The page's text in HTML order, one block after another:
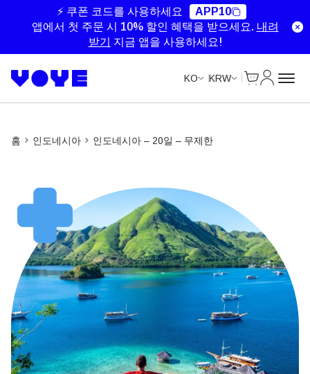
⚡ 쿠폰 코드를 사용하세요
APP10
앱에서 첫 주문 시 10% 할인 혜택을 받으세요. 내려
받기
지금 앱을 사용하세요!
KO KRW
홈 인도네시아 인도네시아 – 20일 – 무제한
Unlimited Data
Unlimited Data
Unlimited Data
Unlimited Data